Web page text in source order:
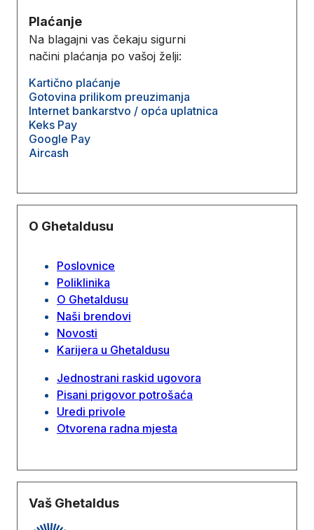
Plaćanje
Na blagajni vas čekaju sigurni
načini plaćanja po vašoj želji:
Kartično plaćanje
Gotovina prilikom preuzimanja
Internet bankarstvo / opća uplatnica
Keks Pay
Google Pay
Aircash
O Ghetaldusu
Poslovnice
Poliklinika
O Ghetaldusu
Naši brendovi
Novosti
Karijera u Ghetaldusu
Jednostrani raskid ugovora
Pisani prigovor potrošaća
Uredi privole
Otvorena radna mjesta
Vaš Ghetaldus